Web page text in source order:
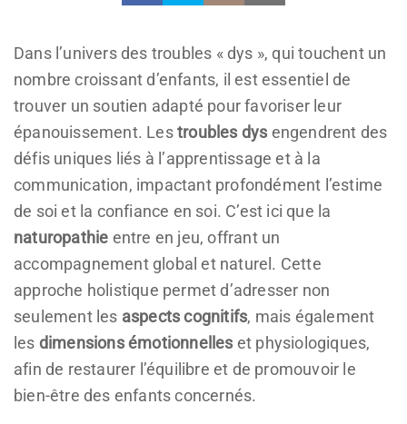
Dans l’univers des troubles « dys », qui touchent un
nombre croissant d’enfants, il est essentiel de
trouver un soutien adapté pour favoriser leur
épanouissement. Lestroubles dys engendrent des
défis uniques liés à l’apprentissage et à la
communication, impactant profondément l’estime
de soi et la confiance en soi. C’est ici que la
naturopathie entre en jeu, offrant un
accompagnement global et naturel. Cette
approche holistique permet d’adresser non
seulement les aspects cognitifs, mais également
les dimensions émotionnelles et physiologiques,
afin de restaurer l’équilibre et de promouvoir le
bien-être des enfants concernés.